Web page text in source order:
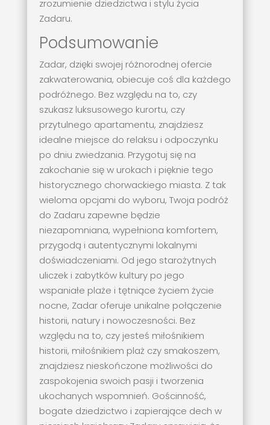
zrozumienie dziedzictwa i stylu życia
Zadaru.
Podsumowanie
Zadar, dzięki swojej różnorodnej ofercie
zakwaterowania, obiecuje coś dla każdego
podróżnego. Bez względu na to, czy
szukasz luksusowego kurortu, czy
przytulnego apartamentu, znajdziesz
idealne miejsce do relaksu i odpoczynku
po dniu zwiedzania. Przygotuj się na
zakochanie się w urokach i pięknie tego
historycznego chorwackiego miasta. Z tak
wieloma opcjami do wyboru, Twoja podróż
do Zadaru zapewne będzie
niezapomniana, wypełniona komfortem,
przygodą i autentycznymi lokalnymi
doświadczeniami. Od jego starożytnych
uliczek i zabytków kultury po jego
wspaniałe plaże i tętniące życiem życie
nocne, Zadar oferuje unikalne połączenie
historii, natury i nowoczesności. Bez
względu na to, czy jesteś miłośnikiem
historii, miłośnikiem plaż czy smakoszem,
znajdziesz nieskończone możliwości do
zaspokojenia swoich pasji i tworzenia
ukochanych wspomnień. Gościnność,
bogate dziedzictwo i zapierające dech w